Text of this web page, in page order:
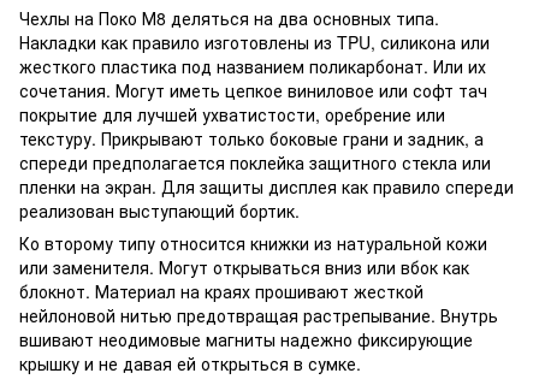
Чехлы на Поко М8 деляться на два основных типа.
Накладки как правило изготовлены из TPU, силикона или
жесткого пластика под названием поликарбонат. Или их
сочетания. Могут иметь цепкое виниловое или софт тач
покрытие для лучшей ухватистости, оребрение или
текстуру. Прикрывают только боковые грани и задник, а
спереди предполагается поклейка защитного стекла или
пленки на экран. Для защиты дисплея как правило спереди
реализован выступающий бортик.
Ко второму типу относится книжки из натуральной кожи
или заменителя. Могут открываться вниз или вбок как
блокнот. Материал на краях прошивают жесткой
нейлоновой нитью предотвращая растрепывание. Внутрь
вшивают неодимовые магниты надежно фиксирующие
крышку и не давая ей открыться в сумке.